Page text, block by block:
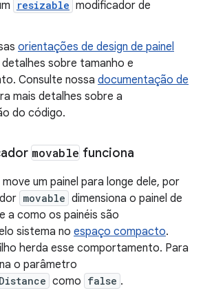
resizable modificador de
orientações de design de painel
sobre tamanho e
Consulte nossa documentação de
mais detalhes sobre a
do código.
movable funciona
um painel para longe dele, por
movable dimensiona o painel de
a como os painéis são
sistema no espaço compacto.
herda esse comportamento. Para
o parâmetro
como false .